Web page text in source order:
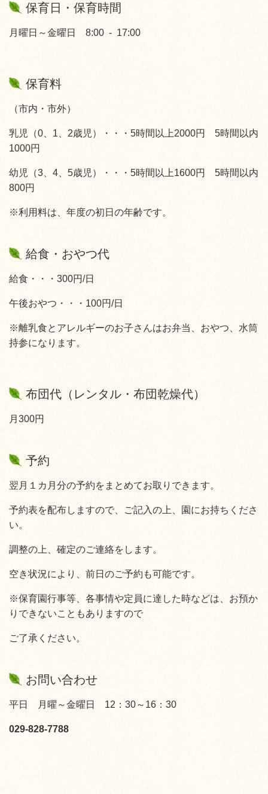
保育日・保育時間
月曜日～金曜日 8:00 - 17:00
保育料
（市内・市外）
乳児（0、1、2歳児）・・・5時間以上2000円 5時間以内
1000円
幼児（3、4、5歳児）・・・5時間以上1600円 5時間以内
800円
※利用料は、年度の初日の年齢です。
給食・おやつ代
給食・・・300円/日
午後おやつ・・・100円/日
※離乳食とアレルギーのお子さんはお弁当、おやつ、水筒
持参になります。
布団代（レンタル・布団乾燥代）
月300円
予約
翌月 １カ月分の予約を まとめてお取りできます。
予約表を配布しますので、ご記入の上、園にお持ちくださ
い。
調整の上、確定のご連絡をします。
空き状況により、前日のご予約も可能です。
※保育園行事等、各事情や定員に達した時などは、お預か
りできないこともありますので
ご了承ください。
お問い合わせ
平日 月曜～金曜日 12：30～16：30
029-828-7788